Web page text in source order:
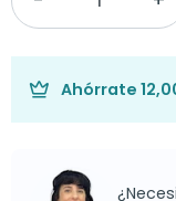
Ahórrate